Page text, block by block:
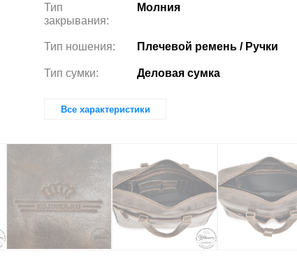
Тип
закрывания:
Молния
Тип ношения: Плечевой ремень / Ручки
Тип сумки: Деловая сумка
Все характеристики